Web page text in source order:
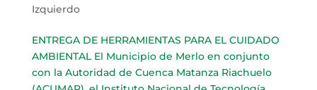
Izquierdo
ENTREGA DE HERRAMIENTAS PARA EL CUIDADO
AMBIENTAL El Municipio de Merlo en conjunto
con la Autoridad de Cuenca Matanza Riachuelo